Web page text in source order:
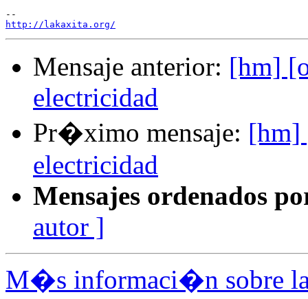
http://lakaxita.org/
Mensaje anterior: [hm]
electricidad
Pr�ximo mensaje: [hm]
electricidad
Mensajes ordenados
autor ]
M�s informaci�n sobre